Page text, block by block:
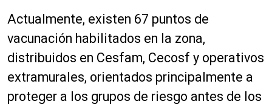
Actualmente, existen 67 puntos de
vacunación habilitados en la zona,
distribuidos en Cesfam, Cecosf y operativos
extramurales, orientados principalmente a
proteger a los grupos de riesgo antes de los